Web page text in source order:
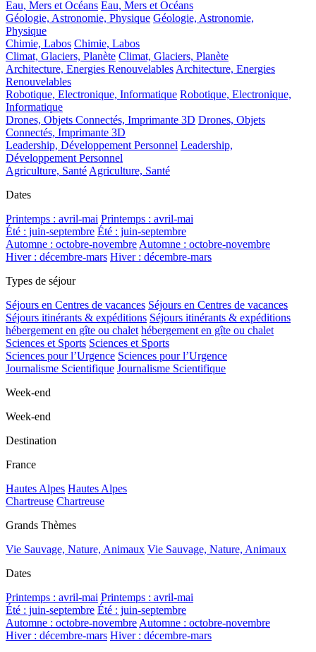
Eau, Mers et Océans Eau, Mers et Océans
Géologie, Astronomie, Physique Géologie, Astronomie,
Physique
Chimie, Labos Chimie, Labos
Climat, Glaciers, Planète Climat, Glaciers, Planète
Architecture, Energies Renouvelables Architecture, Energies
Renouvelables
Robotique, Electronique, Informatique Robotique, Electronique,
Informatique
Drones, Objets Connectés, Imprimante 3D Drones, Objets
Connectés, Imprimante 3D
Leadership, Développement Personnel Leadership,
Développement Personnel
Agriculture, Santé Agriculture, Santé
Dates
Printemps : avril-mai Printemps : avril-mai
Été : juin-septembre Été : juin-septembre
Automne : octobre-novembre Automne : octobre-novembre
Hiver : décembre-mars Hiver : décembre-mars
Types de séjour
Séjours en Centres de vacances Séjours en Centres de vacances
Séjours itinérants & expéditions Séjours itinérants & expéditions
hébergement en gîte ou chalet hébergement en gîte ou chalet
Sciences et Sports Sciences et Sports
Sciences pour l’Urgence Sciences pour l’Urgence
Journalisme Scientifique Journalisme Scientifique
Week-end
Week-end
Destination
France
Hautes Alpes Hautes Alpes
Chartreuse Chartreuse
Grands Thèmes
Vie Sauvage, Nature, Animaux Vie Sauvage, Nature, Animaux
Dates
Printemps : avril-mai Printemps : avril-mai
Été : juin-septembre Été : juin-septembre
Automne : octobre-novembre Automne : octobre-novembre
Hiver : décembre-mars Hiver : décembre-mars